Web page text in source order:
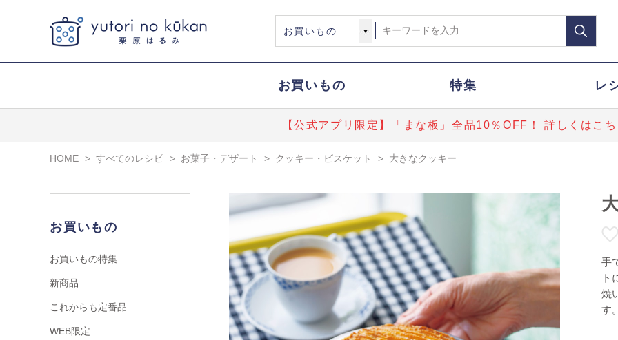
お買いもの 特集 レ
【公式アプリ限定】「まな板」全品10％OFF！ 詳しくはこ
HOME > すべてのレシピ > お菓子・デザート > クッキー・ビスケット > 大きなクッキー
お買いもの
お買いもの特集
新商品
これからも定番品
WEB限定
手
ト
焼
す